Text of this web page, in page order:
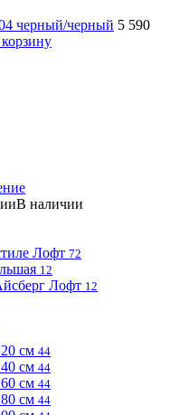
черный/черный 5 590
В наличии
Лофт 72
12
Лофт 12
см 44
см 44
см 44
см 44